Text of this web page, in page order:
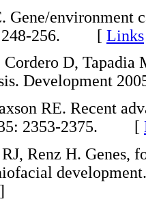
Gene/environment
248-256. [ Links
Cordero D,
Development
RE. Recent
2353-2375. [
Renz H. Genes,
]